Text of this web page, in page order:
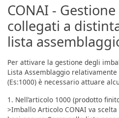
CONAI -
collegati a
lista
Per attivare la gestione degli
Lista Assemblaggio
(Es:1000) è necessario attuare
1. Nell’articolo 1000 (prodotto
>Imballo Articolo CONAI va scelta